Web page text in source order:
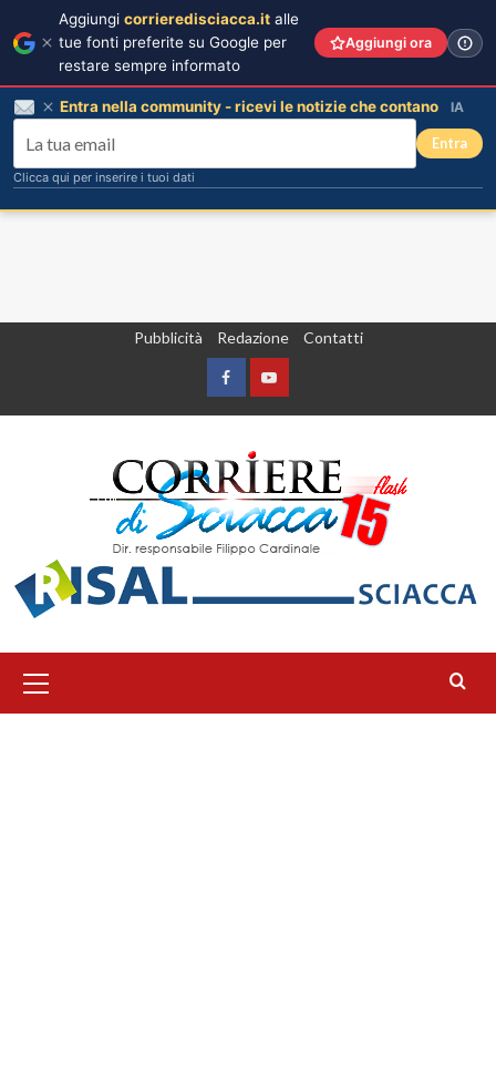
Pubblicità Redazione Contatti
FacebookYountube
principale
Aggiungi corrieredisciacca.it alle
tue fonti preferite su Google per
restare sempre informato
Aggiungi ora
Entra nella community - ricevi le notizie che contano IA
Entra
Clicca qui per inserire i tuoi dati